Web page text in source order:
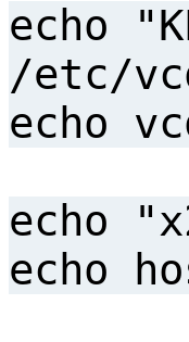
echo
/etc/
echo
echo
echo